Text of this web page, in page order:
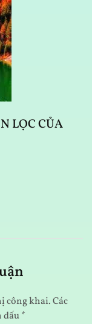
LỌC CỦA
công khai.Các
dấu*